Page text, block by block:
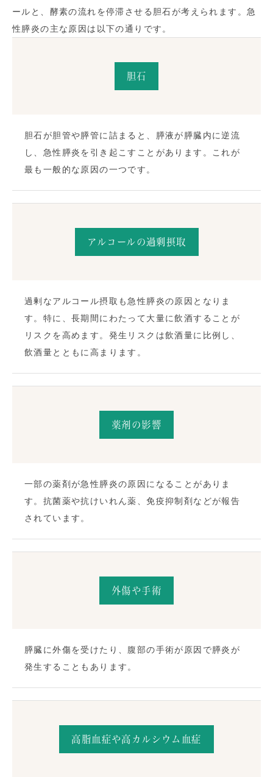
ールと、酵素の流れを停滞させる胆石が考えられます。急
性膵炎の主な原因は以下の通りです。
胆石
胆石が胆管や膵管に詰まると、膵液が膵臓内に逆流
し、急性膵炎を引き起こすことがあります。これが
最も一般的な原因の一つです。
アルコールの過剰摂取
過剰なアルコール摂取も急性膵炎の原因となりま
す。特に、長期間にわたって大量に飲酒することが
リスクを高めます。発生リスクは飲酒量に比例し、
飲酒量とともに高まります。
薬剤の影響
一部の薬剤が急性膵炎の原因になることがありま
す。抗菌薬や抗けいれん薬、免疫抑制剤などが報告
されています。
外傷や手術
膵臓に外傷を受けたり、腹部の手術が原因で膵炎が
発生することもあります。
高脂血症や高カルシウム血症